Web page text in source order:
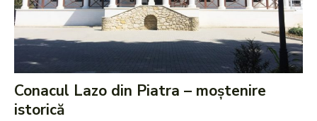
Conacul Lazo din Piatra – moștenire
istorică